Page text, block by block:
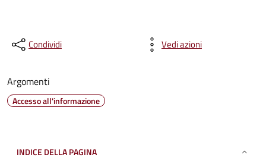
Condividi Vedi azioni
Argomenti
Accesso all'informazione
INDICE DELLA PAGINA